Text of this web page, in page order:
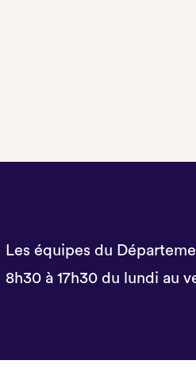
Les équipes du
8h30 à 17h30 du lundi au